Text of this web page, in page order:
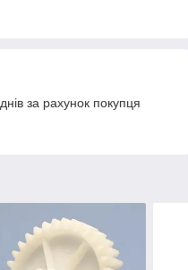
за рахунок покупця